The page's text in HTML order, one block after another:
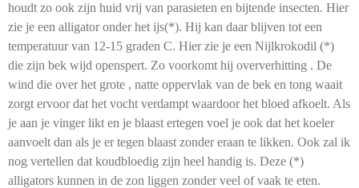
houdt zo ook zijn huid vrij van parasieten en bijtende insecten. Hier
zie je een alligator onder het ijs(*). Hij kan daar blijven tot een
temperatuur van 12-15 graden C. Hier zie je een Nijlkrokodil (*)
die zijn bek wijd openspert. Zo voorkomt hij oververhitting . De
wind die over het grote , natte oppervlak van de bek en tong waait
zorgt ervoor dat het vocht verdampt waardoor het bloed afkoelt. Als
je aan je vinger likt en je blaast ertegen voel je ook dat het koeler
aanvoelt dan als je er tegen blaast zonder eraan te likken. Ook zal ik
nog vertellen dat koudbloedig zijn heel handig is. Deze (*)
alligators kunnen in de zon liggen zonder veel of vaak te eten.